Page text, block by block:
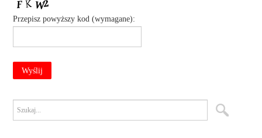
Przepisz powyższy kod (wymagane):